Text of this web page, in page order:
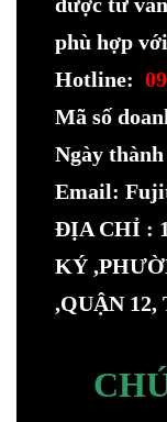
phù hợp
Hotline:
Mã số
Ngày
Email:
ĐỊA CHỈ :
KÝ
,QUẬN 12,